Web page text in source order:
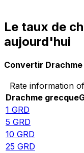
Le taux de
aujourd'hui
Convertir
Rate information
Drachme grecque
1 GRD
5 GRD
10 GRD
25 GRD